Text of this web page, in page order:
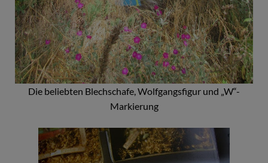
Die beliebten Blechschafe, Wolfgangsfigur und „W“-
Markierung